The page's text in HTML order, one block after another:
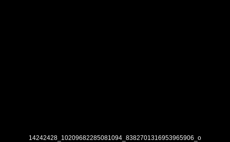
14242428_10209682285081094_8382701316953965906_o